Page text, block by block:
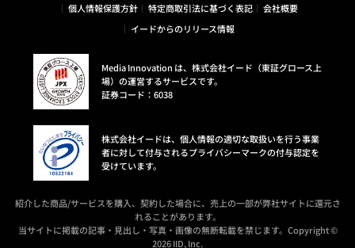
個人情報保護方針
特定商取引法に基づく表記
会社概要
イードからのリリース情報
Media Innovation は、株式会社イード（東証グロース上
場）の運営するサービスです。
証券コード：6038
株式会社イードは、個人情報の適切な取扱いを行う事業
者に対して付与されるプライバシーマークの付与認定を
受けています。
紹介した商品/サービスを購入、契約した場合に、売上の一部が弊社サイトに還元さ
れることがあります。
当サイトに掲載の記事・見出し・写真・画像の無断転載を禁じます。Copyright ©
2026 IID, Inc.